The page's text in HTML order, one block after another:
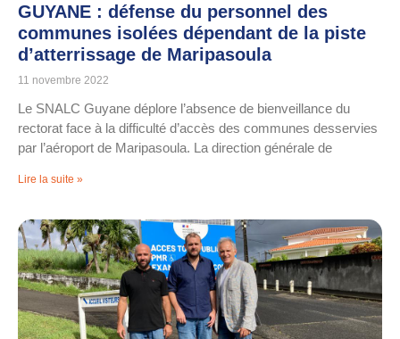
GUYANE : défense du personnel des
communes isolées dépendant de la piste
d’atterrissage de Maripasoula
11 novembre 2022
Le SNALC Guyane déplore l’absence de bienveillance du
rectorat face à la difficulté d’accès des communes desservies
par l’aéroport de Maripasoula. La direction générale de
Lire la suite »